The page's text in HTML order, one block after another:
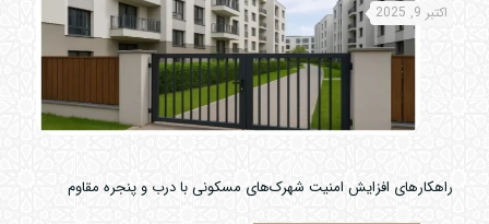
اکتبر 9, 2025
راهکارهای افزایش امنیت شهرک‌های مسکونی با درب و پنجره مقاوم